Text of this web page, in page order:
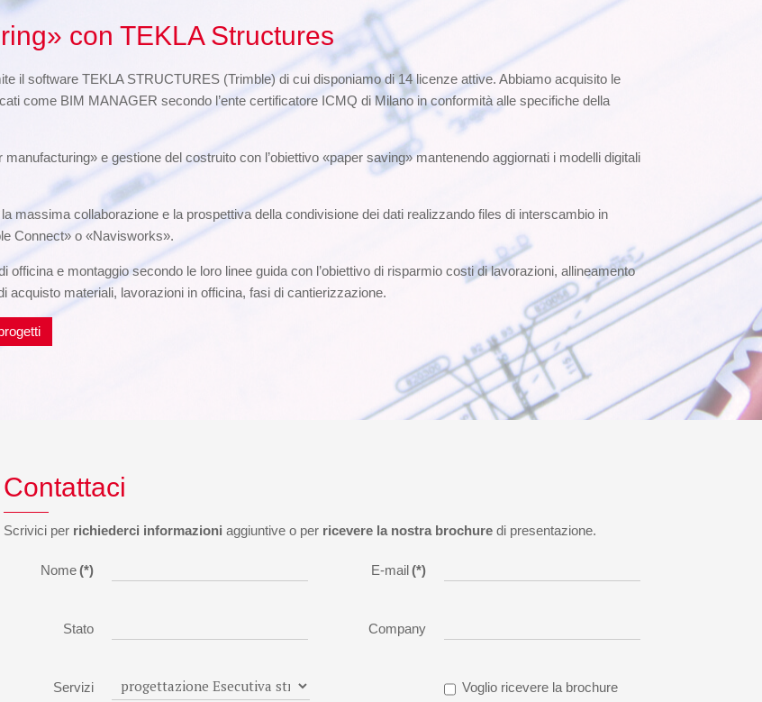
con TEKLA Structures
il software TEKLA STRUCTURES (Trimble) di cui disponiamo di 14 licenze attive. Abbiamo acquisito le
come BIM MANAGER secondo l’ente certificatore ICMQ di Milano in conformità alle specifiche della
e gestione del costruito con l’obiettivo «paper saving» mantenendo aggiornati i modelli digitali
massima collaborazione e la prospettiva della condivisione dei dati realizzando files di interscambio in
Connect» o «Navisworks».
e montaggio secondo le loro linee guida con l’obiettivo di risparmio costi di lavorazioni, allineamento
materiali, lavorazioni in officina, fasi di cantierizzazione.
Contattaci
Scrivici per richiederci informazioni aggiuntive o per ricevere la nostra brochuredi presentazione.
Nome(*)
Stato
Servizi
E-mail(*)
Company
Voglio ricevere la brochure